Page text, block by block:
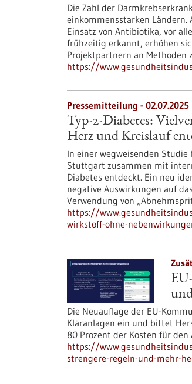
Die Zahl der
einkommensstarken Ländern.
Einsatz von Antibiotika, vor
frühzeitig erkannt, erhöhen
Projektpartnern an Methoden
https://
Pressemitteilung - 02.07.2025
Typ-2-Diabetes:
Herz und Kreislauf
In einer wegweisenden
Stuttgart zusammen mit
Diabetes entdeckt. Ein neu
negative Auswirkungen auf
Verwendung von
https://
wirkstoff-ohne-
Die Neuauflage der EU-
Kläranlagen ein und bittet
80 Prozent der Kosten für den
https://
strengere-regeln-und-mehr-